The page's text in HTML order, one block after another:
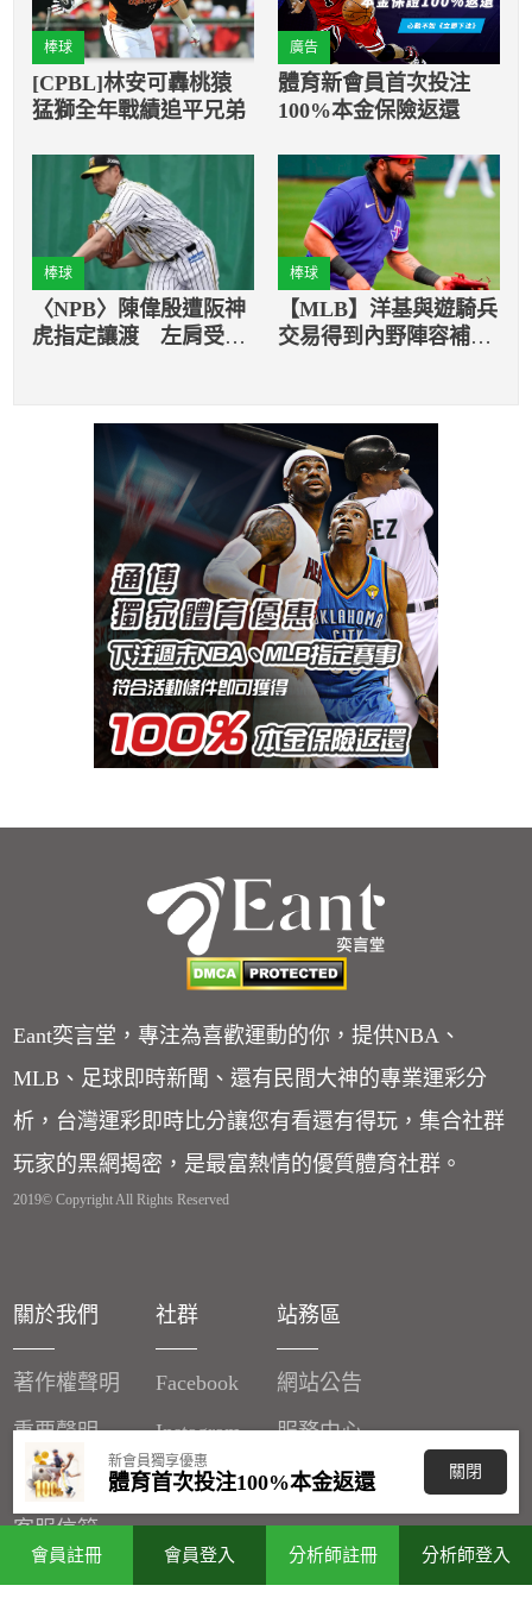
會員註冊 會員登入 分析師註冊 分析師登入
棒球
[CPBL]林安可轟桃猿
猛獅全年戰績追平兄弟
廣告
體育新會員首次投注
100%本金保險返還
棒球
〈NPB〉陳偉殷遭阪神
虎指定讓渡 左肩受傷
棒球
【MLB】洋基與遊騎兵
交易得到內野陣容補
新會員獨享優惠
體育首次投注100%本金返還 關閉
Eant奕言堂，專注為喜歡運動的你，提供NBA、
MLB、足球即時新聞、還有民間大神的專業運彩分
析，台灣運彩即時比分讓您有看還有得玩，集合社群
玩家的黑網揭密，是最富熱情的優質體育社群。
2019© Copyright All Rights Reserved
關於我們
著作權聲明
重要聲明
廣告刊登
客服信箱
社群
Facebook
Instagram
站務區
網站公告
服務中心